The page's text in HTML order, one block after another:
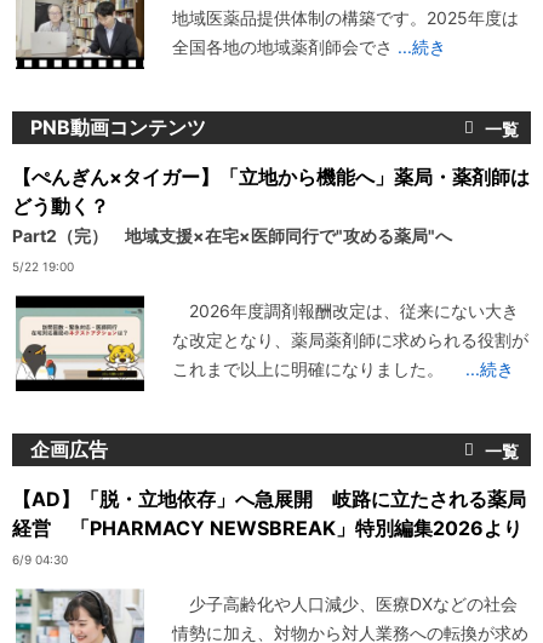
地域医薬品提供体制の構築です。2025年度は
全国各地の地域薬剤師会でさ ...続き
PNB動画コンテンツ
【ぺんぎん×タイガー】「立地から機能へ」薬局・薬剤師は
どう動く？
Part2（完） 地域支援×在宅×医師同行で"攻める薬局"へ
5/22 19:00
2026年度調剤報酬改定は、従来にない大き
な改定となり、薬局薬剤師に求められる役割が
これまで以上に明確になりました。
...続き
企画広告
【AD】「脱・立地依存」へ急展開 岐路に立たされる薬局
経営 「PHARMACY NEWSBREAK」特別編集2026より
6/9 04:30
少子高齢化や人口減少、医療DXなどの社会
情勢に加え、対物から対人業務への転換が求め